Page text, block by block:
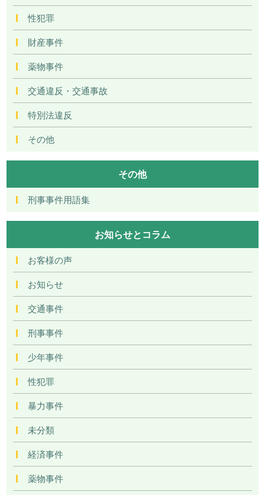
性犯罪
財産事件
薬物事件
交通違反・交通事故
特別法違反
その他
その他
刑事事件用語集
お知らせとコラム
お客様の声
お知らせ
交通事件
刑事事件
少年事件
性犯罪
暴力事件
未分類
経済事件
薬物事件